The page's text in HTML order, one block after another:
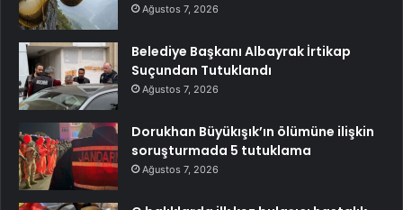
Ağustos 7, 2026
Belediye Başkanı Albayrak İrtikap
Suçundan Tutuklandı
Ağustos 7, 2026
Dorukhan Büyükışık’ın ölümüne ilişkin
soruşturmada 5 tutuklama
Ağustos 7, 2026